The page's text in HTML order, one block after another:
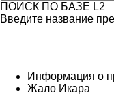
ПОИСК ПО БАЗЕ L2
Введите название
Информация о
Жало Икара